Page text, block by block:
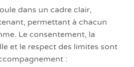
dans un cadre clair,
permettant à chacun
Le consentement, la
et le respect des limites sont
: